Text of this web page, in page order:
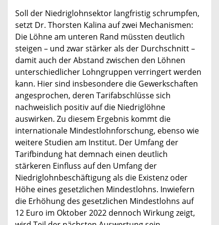
Soll der Niedriglohnsektor langfristig schrumpfen,
setzt Dr. Thorsten Kalina auf zwei Mechanismen:
Die Löhne am unteren Rand müssten deutlich
steigen – und zwar stärker als der Durchschnitt –
damit auch der Abstand zwischen den Löhnen
unterschiedlicher Lohngruppen verringert werden
kann. Hier sind insbesondere die Gewerkschaften
angesprochen, deren Tarifabschlüsse sich
nachweislich positiv auf die Niedriglöhne
auswirken. Zu diesem Ergebnis kommt die
internationale Mindestlohnforschung, ebenso wie
weitere Studien am Institut. Der Umfang der
Tarifbindung hat demnach einen deutlich
stärkeren Einfluss auf den Umfang der
Niedriglohnbeschäftigung als die Existenz oder
Höhe eines gesetzlichen Mindestlohns. Inwiefern
die Erhöhung des gesetzlichen Mindestlohns auf
12 Euro im Oktober 2022 dennoch Wirkung zeigt,